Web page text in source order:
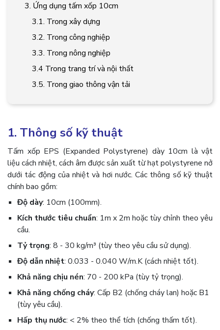
3. Ứng dụng tấm xốp 10cm
3.1. Trong xây dựng
3.2. Trong công nghiệp
3.3. Trong nông nghiệp
3.4 Trong trang trí và nội thất
3.5. Trong giao thông vận tải
1. Thông số kỹ thuật
Tấm xốp EPS (Expanded Polystyrene) dày 10cm là vật
liệu cách nhiệt, cách âm được sản xuất từ hạt polystyrene nở
dưới tác động của nhiệt và hơi nước. Các thông số kỹ thuật
chính bao gồm:
Độ dày: 10cm (100mm).
Kích thước tiêu chuẩn: 1m x 2m hoặc tùy chỉnh theo yêu
cầu.
Tỷ trọng: 8 - 30 kg/m³ (tùy theo yêu cầu sử dụng).
Độ dẫn nhiệt: 0.033 - 0.040 W/m.K (cách nhiệt tốt).
Khả năng chịu nén: 70 - 200 kPa (tùy tỷ trọng).
Khả năng chống cháy: Cấp B2 (chống cháy lan) hoặc B1
(tùy yêu cầu).
Hấp thụ nước: < 2% theo thể tích (chống thấm tốt).